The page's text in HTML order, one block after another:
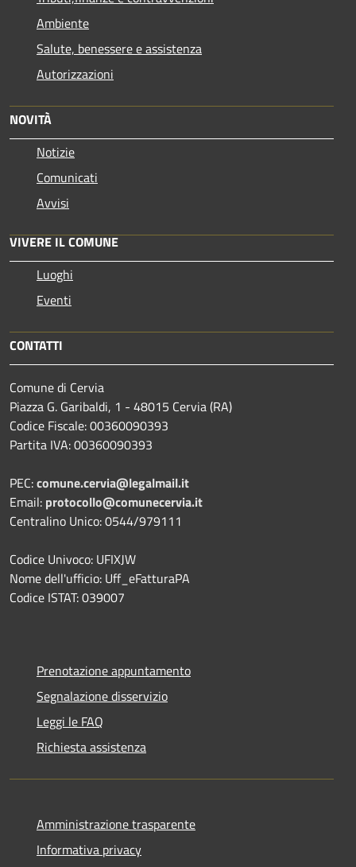
Ambiente
Salute, benessere e assistenza
Autorizzazioni
NOVITÀ
Notizie
Comunicati
Avvisi
VIVERE IL COMUNE
Luoghi
Eventi
CONTATTI
Comune di Cervia
Piazza G. Garibaldi, 1 - 48015 Cervia (RA)
Codice Fiscale: 00360090393
Partita IVA: 00360090393
PEC:comune.cervia@legalmail.it
Email: protocollo@comunecervia.it
Centralino Unico: 0544/979111
Codice Univoco: UFIXJW
Nome dell'ufficio: Uff_eFatturaPA
Codice ISTAT: 039007
Prenotazione appuntamento
Segnalazione disservizio
Leggi le FAQ
Richiesta assistenza
Amministrazione trasparente
Informativa privacy